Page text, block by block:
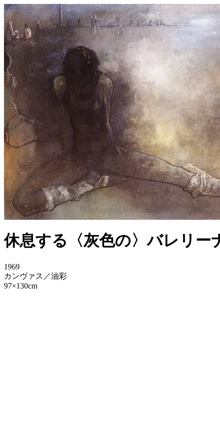
休息する〈灰色の〉バレリー
1969
カンヴァス／油彩
97×130cm